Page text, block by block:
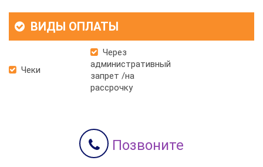
ВИДЫ ОПЛАТЫ
Чеки
Через
административный
запрет /на
рассрочку
Позвоните